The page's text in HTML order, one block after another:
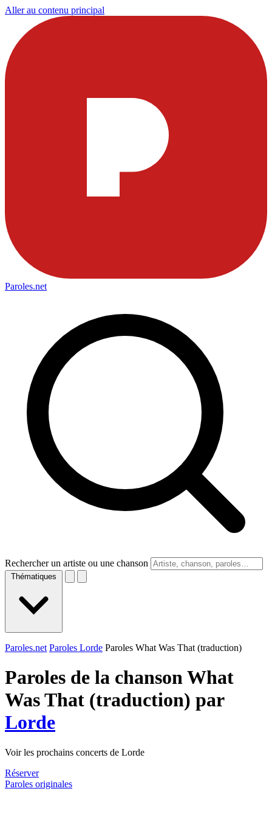
Aller au contenu principal
Paroles.net
Rechercher un artiste ou une chanson
Thématiques
Paroles.net Paroles Lorde Paroles What Was That (traduction)
Paroles de la chanson What
Was That (traduction) par
Lorde
Voir les prochains concerts de Lorde
Réserver
Paroles originales